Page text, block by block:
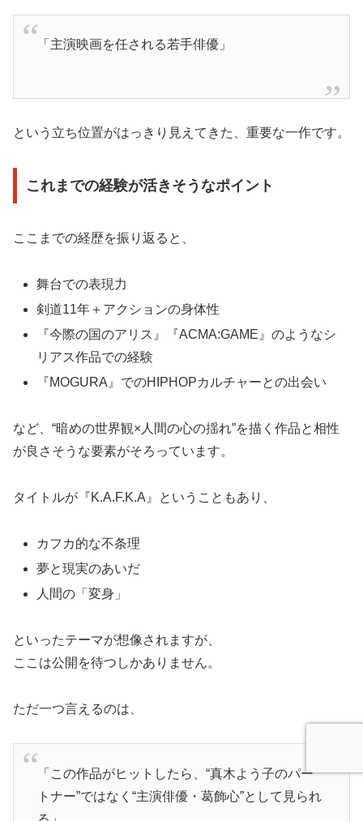
「主演映画を任される若手俳優」
という立ち位置がはっきり見えてきた、重要な一作です。
これまでの経験が活きそうなポイント
ここまでの経歴を振り返ると、
舞台での表現力
剣道11年＋アクションの身体性
『今際の国のアリス』『ACMA:GAME』のようなシ
リアス作品での経験
『MOGURA』でのHIPHOPカルチャーとの出会い
など、“暗めの世界観×人間の心の揺れ”を描く作品と相性
が良さそうな要素がそろっています。
タイトルが『K.A.F.K.A』ということもあり、
カフカ的な不条理
夢と現実のあいだ
人間の「変身」
といったテーマが想像されますが、
ここは公開を待つしかありません。
ただ一つ言えるのは、
「この作品がヒットしたら、“真木よう子のパー
トナー”ではなく“主演俳優・葛飾心”として見られ